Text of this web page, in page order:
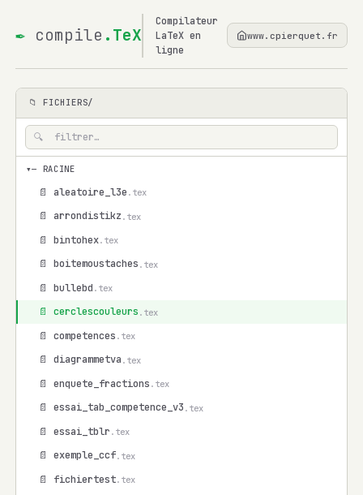
✒ compile .TeX
Compilateur
LaTeX en
ligne
www.cpierquet.fr
📁 FICHIERS/
▾— RACINE
📄 aleatoire_l3e .tex
📄 arrondistikz .tex
📄 bintohex.tex
📄 boitemoustaches .tex
📄 bullebd .tex
📄 cerclescouleurs .tex
📄 competences .tex
📄 diagrammetva .tex
📄 enquete_fractions .tex
📄 essai_tab_competence_v3 .tex
📄 essai_tblr .tex
📄 exemple_ccf.tex
📄 fichiertest.tex